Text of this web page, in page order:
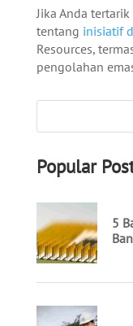
Jika Anda
tentang inisiatif
Resources,
pengolahan
Popular